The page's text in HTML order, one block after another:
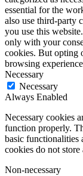
essential for the
also use third-party
you use this
only with your
cookies. But opting
browsing
Necessary
Necessary
Always Enabled
Necessary cookies
function properly.
basic functionalities
cookies do not
Non-necessary